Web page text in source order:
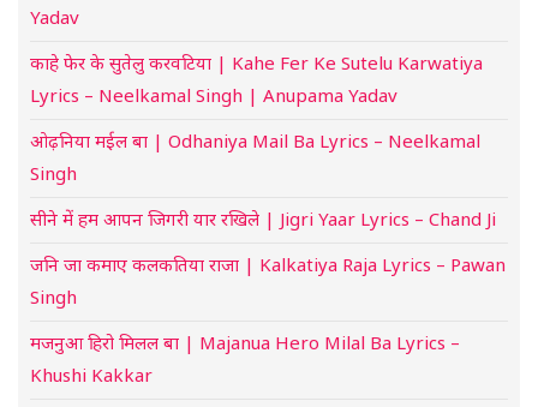
Yadav
काहे फेर के सुतेलु करवटिया | Kahe Fer Ke Sutelu Karwatiya
Lyrics – Neelkamal Singh | Anupama Yadav
ओढ़निया मईल बा | Odhaniya Mail Ba Lyrics – Neelkamal
Singh
सीने में हम आपन जिगरी यार रखिले | Jigri Yaar Lyrics – Chand Ji
जनि जा कमाए कलकतिया राजा | Kalkatiya Raja Lyrics – Pawan
Singh
मजनुआ हिरो मिलल बा | Majanua Hero Milal Ba Lyrics –
Khushi Kakkar